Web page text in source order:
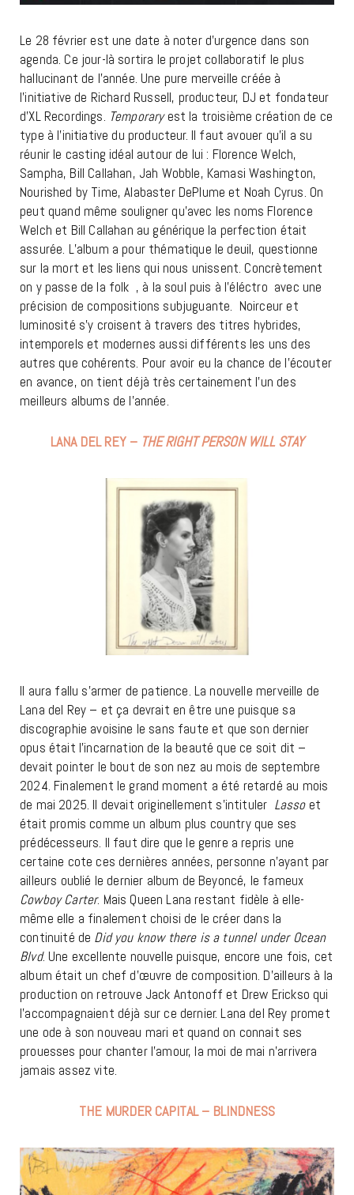
Le 28 février est une date à noter d’urgence dans son
agenda. Ce jour-là sortira le projet collaboratif le plus
hallucinant de l’année. Une pure merveille créée à
l’initiative de Richard Russell, producteur, DJ et fondateur
d’XL Recordings. Temporaryest la troisième création de ce
type à l’initiative du producteur. Il faut avouer qu’il a su
réunir le casting idéal autour de lui : Florence Welch,
Sampha, Bill Callahan, Jah Wobble, Kamasi Washington,
Nourished by Time, Alabaster DePlume et Noah Cyrus. On
peut quand même souligner qu’avec les noms Florence
Welch et Bill Callahan au générique la perfection était
assurée. L’album a pour thématique le deuil, questionne
sur la mort et les liens qui nous unissent. Concrètement
on y passe de la folk , à la soul puis à l’éléctro avec une
précision de compositions subjuguante. Noirceur et
luminosité s’y croisent à travers des titres hybrides,
intemporels et modernes aussi différents les uns des
autres que cohérents. Pour avoir eu la chance de l’écouter
en avance, on tient déjà très certainement l’un des
meilleurs albums de l’année.
LANA DEL REY – THE RIGHT PERSON WILL STAY
Il aura fallu s’armer de patience. La nouvelle merveille de
Lana del Rey – et ça devrait en être une puisque sa
discographie avoisine le sans faute et que son dernier
opus était l’incarnation de la beauté que ce soit dit –
devait pointer le bout de son nez au mois de septembre
2024. Finalement le grand moment a été retardé au mois
de mai 2025. Il devait originellement s’intituler Lassoet
était promis comme un album plus country que ses
prédécesseurs. Il faut dire que le genre a repris une
certaine cote ces dernières années, personne n’ayant par
ailleurs oublié le dernier album de Beyoncé, le fameux
Cowboy Carter. Mais Queen Lana restant fidèle à elle-
même elle a finalement choisi de le créer dans la
continuité de Did you know there is a tunnel under Ocean
Blvd. Une excellente nouvelle puisque, encore une fois, cet
album était un chef d’œuvre de composition. D’ailleurs à la
production on retrouve Jack Antonoff et Drew Erickso qui
l’accompagnaient déjà sur ce dernier. Lana del Rey promet
une ode à son nouveau mari et quand on connait ses
prouesses pour chanter l’amour, la moi de mai n’arrivera
jamais assez vite.
THE MURDER CAPITAL – BLINDNESS